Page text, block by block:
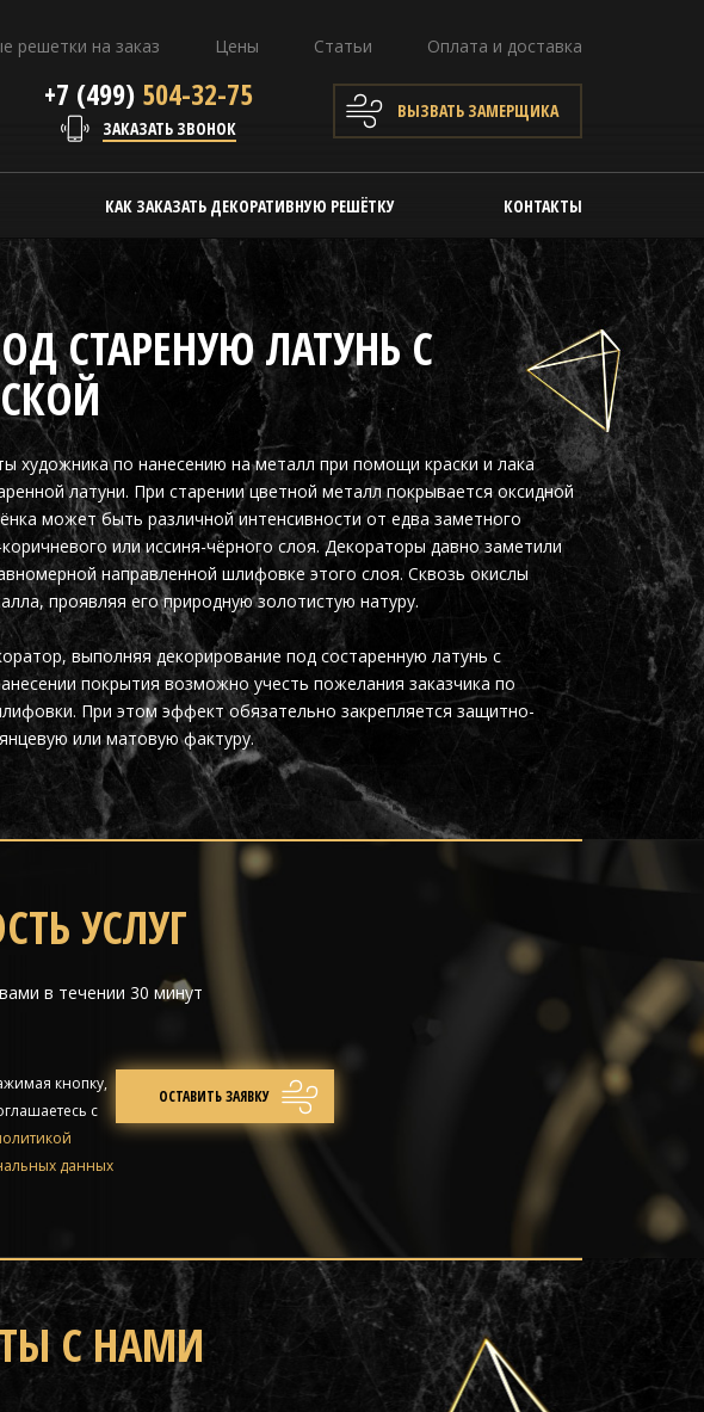
решетки на заказ Цены Статьи Оплата и доставка
+7 (499)504-32-75
ЗАКАЗАТЬ ЗВОНОК
ВЫЗВАТЬ ЗАМЕРЩИКА
КАК ЗАКАЗАТЬ ДЕКОРАТИВНУЮ РЕШЁТКУ КОНТАКТЫ
СТАРЕНУЮ ЛАТУНЬ С
художника по нанесению на металл при помощи краски и лака
латуни. При старении цветной металл покрывается оксидной
может быть различной интенсивности от едва заметного
или иссиня-чёрного слоя. Декораторы давно заметили
направленной шлифовке этого слоя. Сквозь окислы
проявляя его природную золотистую натуру.
выполняя декорирование под состаренную латунь с
покрытия возможно учесть пожелания заказчика по
При этом эффект обязательно закрепляется защитно-
или матовую фактуру.
УСЛУГ
в течении 30 минут
кнопку,
с
данных
С НАМИ